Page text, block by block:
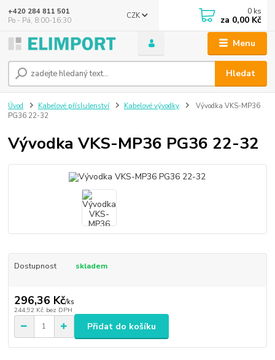
Menu
CZK
Hledat
+420 284 811 501
Po - Pá, 8:00-16:30
0 ks
za 0,00 Kč
Úvod Kabelové příslušenství Kabelové vývodky
Vývodka VKS-MP36
PG36 22-32
Vývodka VKS-MP36 PG36 22-32
Dostupnost skladem
296,36 Kč/ks
244,92 Kč bez DPH
Přidat do košíku